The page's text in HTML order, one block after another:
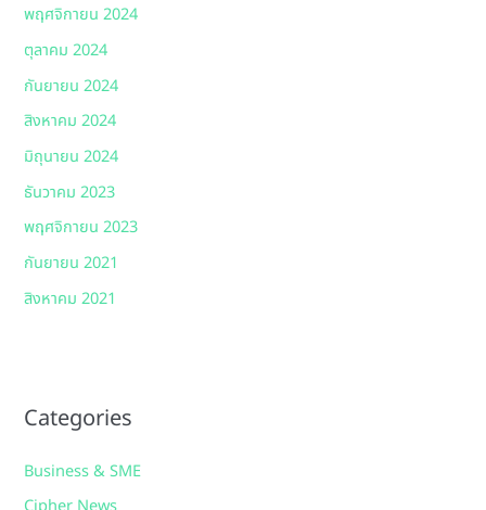
พฤศจิกายน 2024
ตุลาคม 2024
กันยายน 2024
สิงหาคม 2024
มิถุนายน 2024
ธันวาคม 2023
พฤศจิกายน 2023
กันยายน 2021
สิงหาคม 2021
Categories
Business & SME